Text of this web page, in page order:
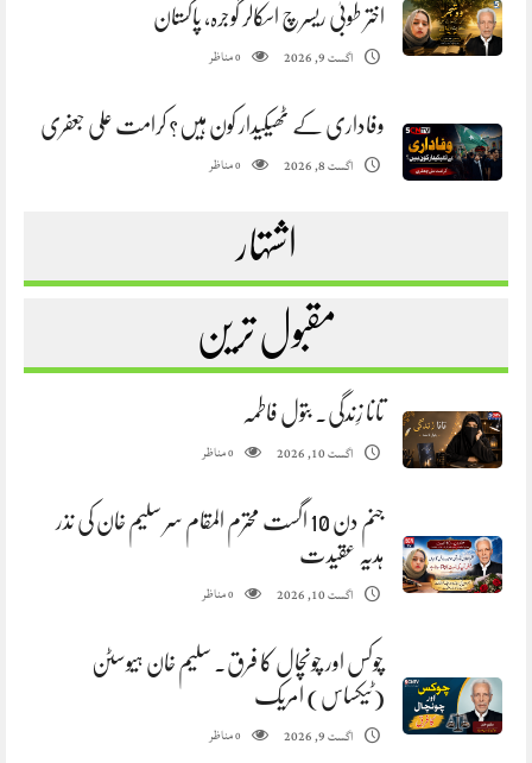
اختر طوبیٰ ریسرچ اسکالر گوجرہ، پاکستان
اگست 9, 2026 0مناظر
وفاداری کے ٹھیکیدار کون ہیں؟ کرامت علی جعفری
اگست 8, 2026 0مناظر
اشتہار
مقبول ترین
تانا زِندگی. بتول فاطمہ
اگست 10, 2026 0مناظر
جنم دن 10 اگست محترم المقام سر سلیم خان کی نذر
ہدیہ عقیدت
اگست 10, 2026 0مناظر
چوکس اور چونچال کا فرق. سلیم خان ہیوسٹن
(ٹیکساس) امریک
اگست 9, 2026 0مناظر